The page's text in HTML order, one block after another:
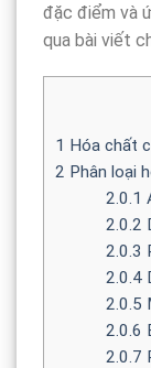
đặc điểm và
qua bài viết
1 Hóa chất
2 Phân loại
2.0.1
2.0.2
2.0.3
2.0.4
2.0.5
2.0.6
2.0.7